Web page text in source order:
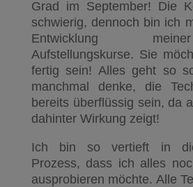
Grad im September! Die
schwierig, dennoch bin ich
Entwicklung
Aufstellungskurse. Sie
fertig sein! Alles geht so
manchmal denke, die
bereits überflüssig sein, da
dahinter Wirkung zeigt!
Ich bin so vertieft in
Prozess, dass ich alles
ausprobieren möchte. Alle